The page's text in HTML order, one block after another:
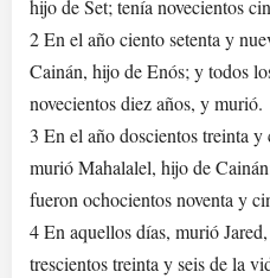
hijo de Set; tenía novecientos
2 En el año ciento setenta y
Cainán, hijo de Enós; y todos
novecientos diez años, y murió.
3 En el año doscientos treinta
murió Mahalalel, hijo de
fueron ochocientos noventa y
4 En aquellos días, murió
trescientos treinta y seis de la